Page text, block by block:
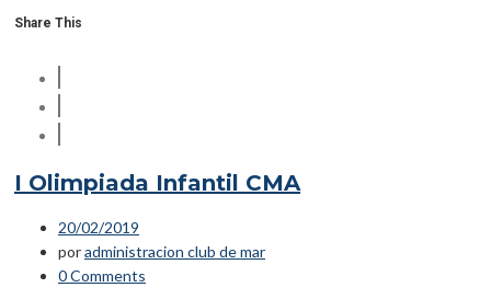
Share This
I Olimpiada Infantil CMA
20/02/2019
poradministracion club de mar
0 Comments